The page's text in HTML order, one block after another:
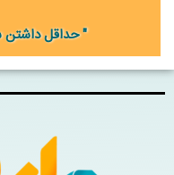
" حداقل داشتن سن 18 سال